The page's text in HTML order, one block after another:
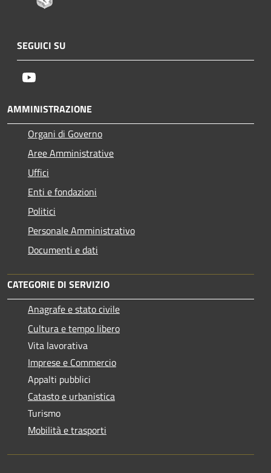
SEGUICI SU
AMMINISTRAZIONE
Organi di Governo
Aree Amministrative
Uffici
Enti e fondazioni
Politici
Personale Amministrativo
Documenti e dati
CATEGORIE DI SERVIZIO
Anagrafe e stato civile
Cultura e tempo libero
Vita lavorativa
Imprese e Commercio
Appalti pubblici
Catasto e urbanistica
Turismo
Mobilità e trasporti